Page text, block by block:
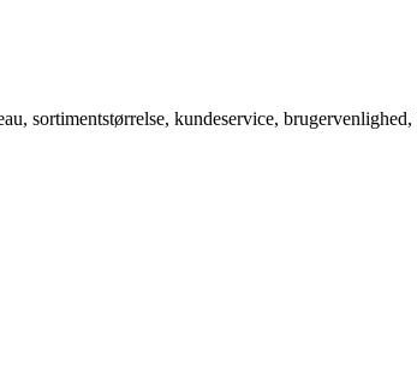
sortimentstørrelse, kundeservice,